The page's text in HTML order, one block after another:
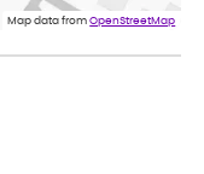
stavu. Jediné, co
zboží před
Map data fromOpenStreetMap